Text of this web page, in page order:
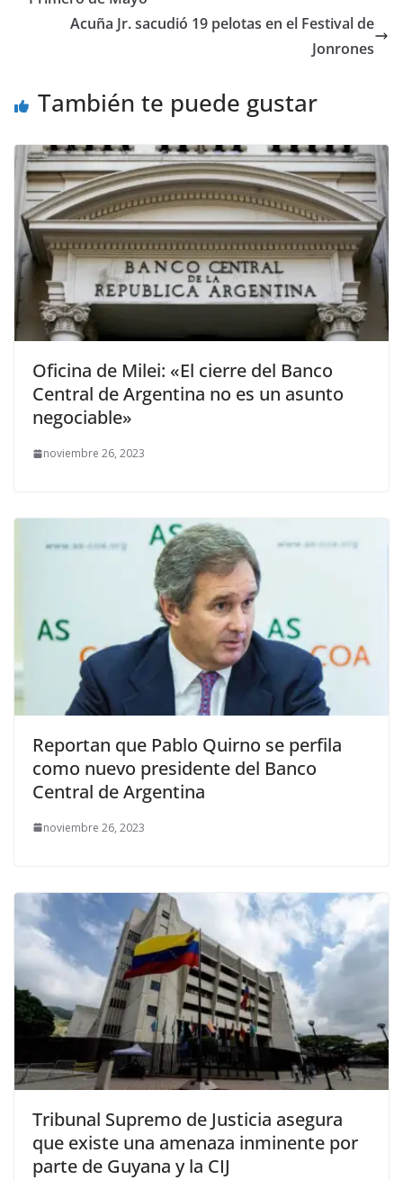
Acuña Jr. sacudió 19 pelotas en el Festival de
Jonrones
También te puede gustar
Oficina de Milei: «El cierre del Banco
Central de Argentina no es un asunto
negociable»
noviembre 26, 2023
Reportan que Pablo Quirno se perfila
como nuevo presidente del Banco
Central de Argentina
noviembre 26, 2023
Tribunal Supremo de Justicia asegura
que existe una amenaza inminente por
parte de Guyana y la CIJ